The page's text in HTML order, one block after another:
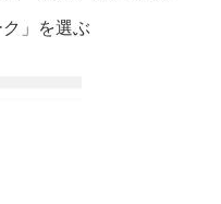
」を選ぶ